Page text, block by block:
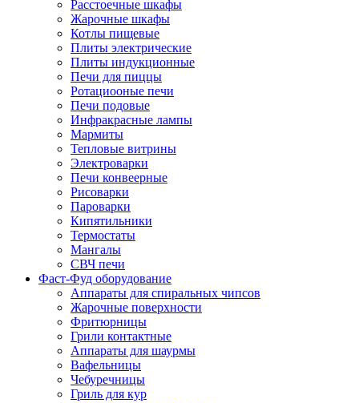
Расстоечные шкафы
Жарочные шкафы
Котлы пищевые
Плиты электрические
Плиты индукционные
Печи для пиццы
Ротациооные печи
Печи подовые
Инфракрасные лампы
Мармиты
Тепловые витрины
Электроварки
Печи конвеерные
Рисоварки
Пароварки
Кипятильники
Термостаты
Мангалы
СВЧ печи
Фаст-Фуд оборудование
Аппараты для спиральных чипсов
Жарочные поверхности
Фритюрницы
Грили контактные
Аппараты для шаурмы
Вафельницы
Чебуречницы
Гриль для кур